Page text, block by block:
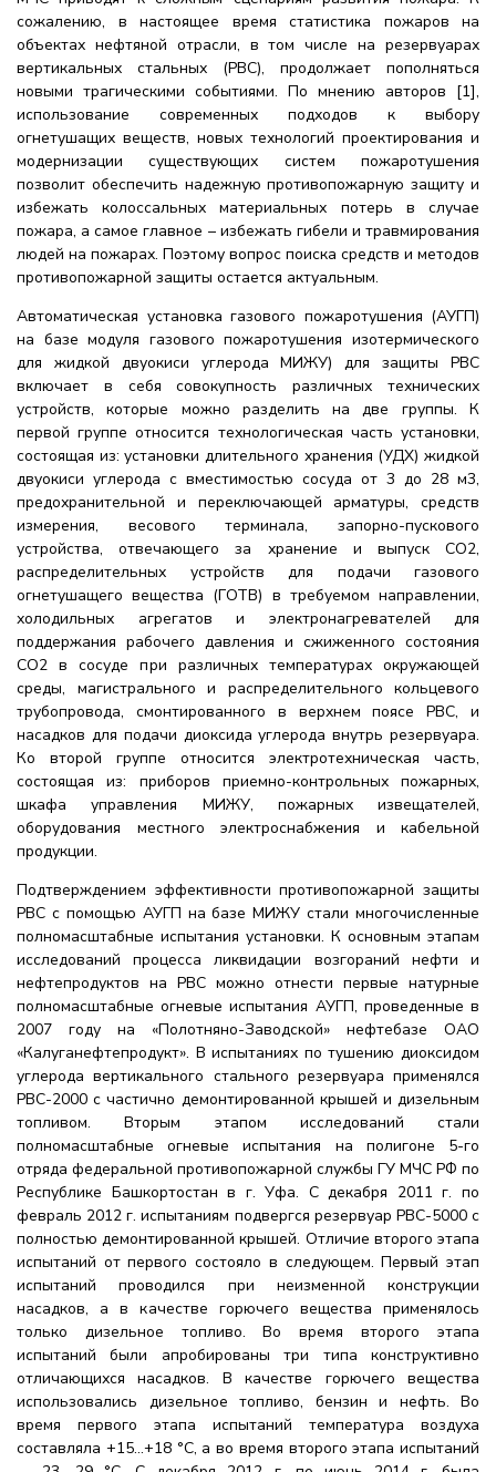
сожалению, в настоящее время статистика пожаров на
объектах нефтяной отрасли, в том числе на резервуарах
вертикальных стальных (РВС), продолжает пополняться
новыми трагическими событиями. По мнению авторов [1],
использование современных подходов к выбору
огнетушащих веществ, новых технологий проектирования и
модернизации существующих систем пожаротушения
позволит обеспечить надежную противопожарную защиту и
избежать колоссальных материальных потерь в случае
пожара, а самое главное – избежать гибели и травмирования
людей на пожарах. Поэтому вопрос поиска средств и методов
противопожарной защиты остается актуальным.
Автоматическая установка газового пожаротушения (АУГП)
на базе модуля газового пожаротушения изотермического
для жидкой двуокиси углерода МИЖУ) для защиты РВС
включает в себя совокупность различных технических
устройств, которые можно разделить на две группы. К
первой группе относится технологическая часть установки,
состоящая из: установки длительного хранения (УДХ) жидкой
двуокиси углерода с вместимостью сосуда от 3 до 28 м3,
предохранительной и переключающей арматуры, средств
измерения, весового терминала, запорно-пускового
устройства, отвечающего за хранение и выпуск СО2,
распределительных устройств для подачи газового
огнетушащего вещества (ГОТВ) в требуемом направлении,
холодильных агрегатов и электронагревателей для
поддержания рабочего давления и сжиженного состояния
СО2 в сосуде при различных температурах окружающей
среды, магистрального и распределительного кольцевого
трубопровода, смонтированного в верхнем поясе РВС, и
насадков для подачи диоксида углерода внутрь резервуара.
Ко второй группе относится электротехническая часть,
состоящая из: приборов приемно-контрольных пожарных,
шкафа управления МИЖУ, пожарных извещателей,
оборудования местного электроснабжения и кабельной
продукции.
Подтверждением эффективности противопожарной защиты
РВС с помощью АУГП на базе МИЖУ стали многочисленные
полномасштабные испытания установки. К основным этапам
исследований процесса ликвидации возгораний нефти и
нефтепродуктов на РВС можно отнести первые натурные
полномасштабные огневые испытания АУГП, проведенные в
2007 году на «Полотняно-Заводской» нефтебазе ОАО
«Калуганефтепродукт». В испытаниях по тушению диоксидом
углерода вертикального стального резервуара применялся
РВС-2000 с частично демонтированной крышей и дизельным
топливом. Вторым этапом исследований стали
полномасштабные огневые испытания на полигоне 5-го
отряда федеральной противопожарной службы ГУ МЧС РФ по
Республике Башкортостан в г. Уфа. С декабря 2011 г. по
февраль 2012 г. испытаниям подвергся резервуар РВС-5000 с
полностью демонтированной крышей. Отличие второго этапа
испытаний от первого состояло в следующем. Первый этап
испытаний проводился при неизменной конструкции
насадков, а в качестве горючего вещества применялось
только дизельное топливо. Во время второго этапа
испытаний были апробированы три типа конструктивно
отличающихся насадков. В качестве горючего вещества
использовались дизельное топливо, бензин и нефть. Во
время первого этапа испытаний температура воздуха
составляла +15…+18 °С, а во время второго этапа испытаний